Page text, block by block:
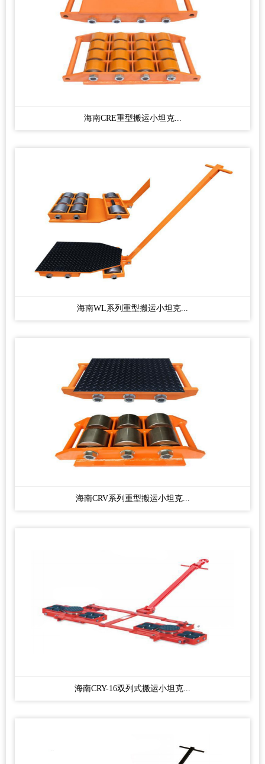
海南CRE重型搬运小坦克...
海南WL系列重型搬运小坦克...
海南CRV系列重型搬运小坦克...
海南CRY-16双列式搬运小坦克...